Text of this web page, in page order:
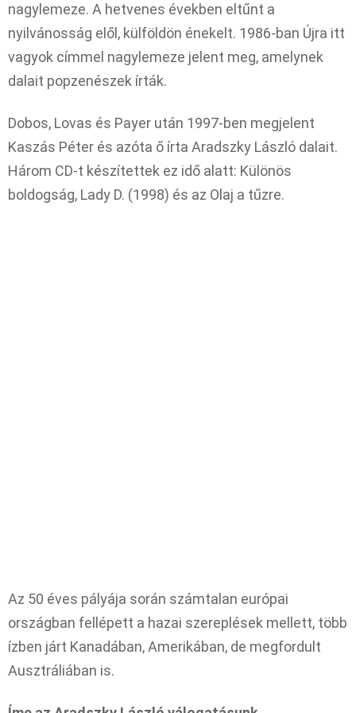
nagylemeze. A hetvenes években eltűnt a
nyilvánosság elől, külföldön énekelt. 1986-ban Újra itt
vagyok címmel nagylemeze jelent meg, amelynek
dalait popzenészek írták.
Dobos, Lovas és Payer után 1997-ben megjelent
Kaszás Péter és azóta ő írta Aradszky László dalait.
Három CD-t készítettek ez idő alatt: Különös
boldogság, Lady D. (1998) és az Olaj a tűzre.
Az 50 éves pályája során számtalan európai
országban fellépett a hazai szereplések mellett, több
ízben járt Kanadában, Amerikában, de megfordult
Ausztráliában is.